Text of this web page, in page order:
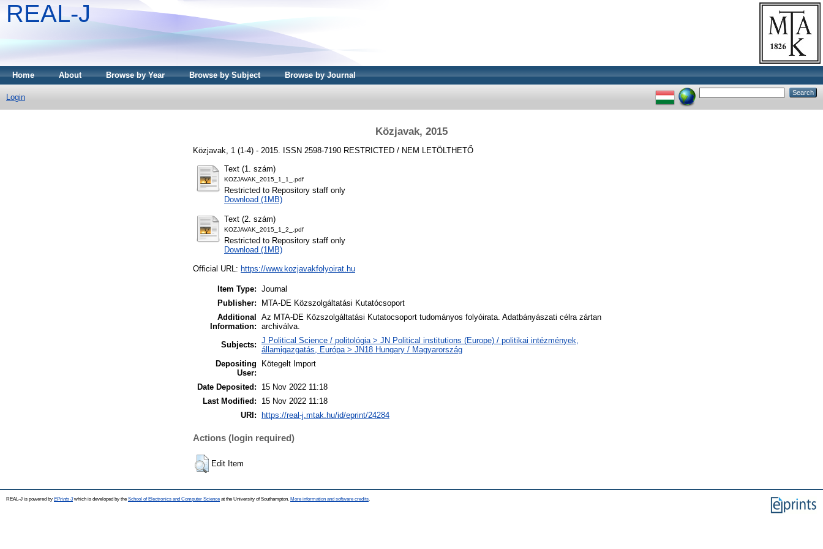
REAL-J
Home About Browse by Year Browse by Subject Browse by Journal
Login
Közjavak, 2015
Közjavak, 1 (1-4) - 2015. ISSN 2598-7190 RESTRICTED / NEM LETÖLTHETŐ
Text (1. szám)
KOZJAVAK_2015_1_1_.pdf
Restricted to Repository staff only
Download (1MB)
Text (2. szám)
KOZJAVAK_2015_1_2_.pdf
Restricted to Repository staff only
Download (1MB)
Official URL: https://www.kozjavakfolyoirat.hu
Item Type: Journal
Publisher:
MTA-DE Közszolgáltatási Kutatócsoport
Additional
Information:
Az MTA-DE Közszolgáltatási Kutatocsoport tudományos folyóirata. Adatbányászati célra zártan
archiválva.
Subjects: J Political Science / politológia > JN Political institutions (Europe) / politikai intézmények,
államigazgatás, Európa > JN18 Hungary / Magyarország
Depositing
User:
Kötegelt Import
Date Deposited:
15 Nov 2022 11:18
Last Modified:
15 Nov 2022 11:18
URI:
https://real-j.mtak.hu/id/eprint/24284
Actions (login required)
Edit Item
REAL-J is powered by EPrints 3which is developed by the School of Electronics and Computer Science at the University of Southampton. More information and software credits